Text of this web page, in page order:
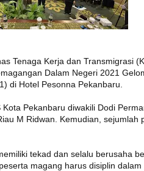
Tenaga Kerja dan Transmigrasi
Dalam Negeri 2021
di Hotel Pesonna Pekanbaru.
Pekanbaru diwakili Dodi
M Ridwan. Kemudian, sejumlah
tekad dan selalu berusaha
magang harus disiplin dalam